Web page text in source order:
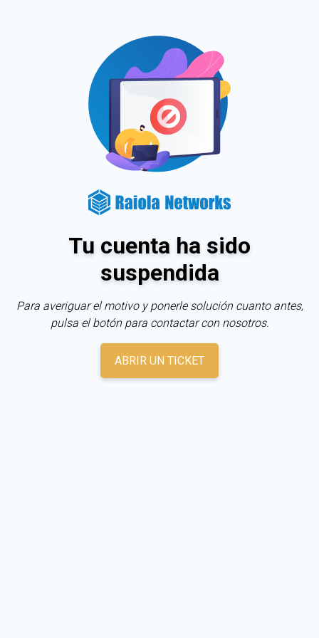
Tu cuenta ha sido
suspendida
Para averiguar el motivo y ponerle solución cuanto antes,
pulsa el botón para contactar con nosotros.
ABRIR UN TICKET